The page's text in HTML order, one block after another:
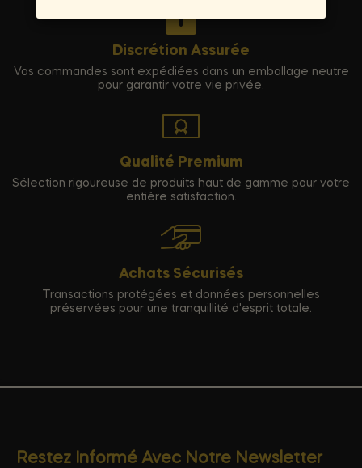
Discrétion Assurée
Vos commandes sont expédiées dans un emballage neutre
pour garantir votre vie privée.
Qualité Premium
Sélection rigoureuse de produits haut de gamme pour votre
entière satisfaction.
Achats Sécurisés
Transactions protégées et données personnelles
préservées pour une tranquillité d'esprit totale.
Restez Informé Avec Notre Newsletter